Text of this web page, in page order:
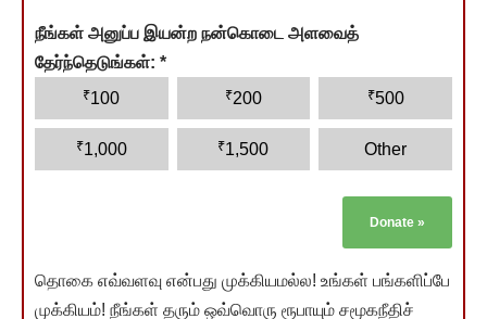
நீங்கள் அனுப்ப இயன்ற நன்கொடை அளவைத்
தேர்ந்தெடுங்கள்: *
₹100 ₹200 ₹500
₹1,000 ₹1,500 Other
Donate »
தொகை எவ்வளவு என்பது முக்கியமல்ல! உங்கள் பங்களிப்பே
முக்கியம்! நீங்கள் தரும் ஒவ்வொரு ரூபாயும் சமூகநீதிச்